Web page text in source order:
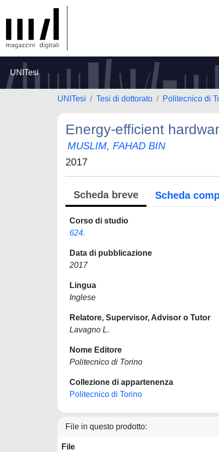
UNITesi
UNITesi Tesi di dottorato Politecnico di
Energy-efficient
MUSLIM, FAHAD BIN
2017
Scheda breve Scheda
Corso di studio
624.
Data di pubblicazione
2017
Lingua
Inglese
Relatore, Supervisor, Advisor o Tutor
Lavagno L.
Nome Editore
Politecnico di Torino
Collezione di appartenenza
Politecnico di Torino
File in questo prodotto:
File